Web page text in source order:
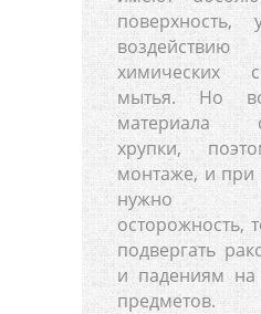
поверхность,
воздействию
химических
мытья. Но
материала
хрупки,
монтаже, и при
нужно
осторожность,
подвергать
и падениям на
предметов.